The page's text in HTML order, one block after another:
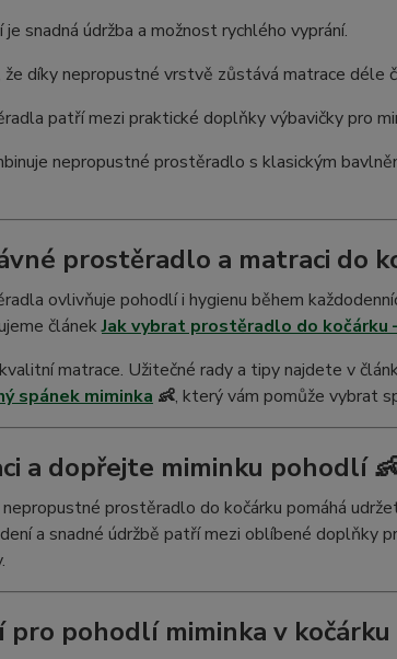
snadná údržba a možnost rychlého vyprání.
že díky nepropustné vrstvě zůstává matrace déle
patří mezi praktické doplňky výbavičky pro
nepropustné prostěradlo s klasickým
prostěradlo a matraci do
ovlivňuje pohodlí i hygienu během
článekJak vybrat prostěradlo do kočárku
matrace. Užitečné rady a tipy najdete v
spánek miminka 👶, který vám pomůže vybrat
a dopřejte miminku pohodlí
prostěradlo do kočárku pomáhá
a snadné údržbě patří mezi oblíbené doplňky
pro pohodlí miminka v